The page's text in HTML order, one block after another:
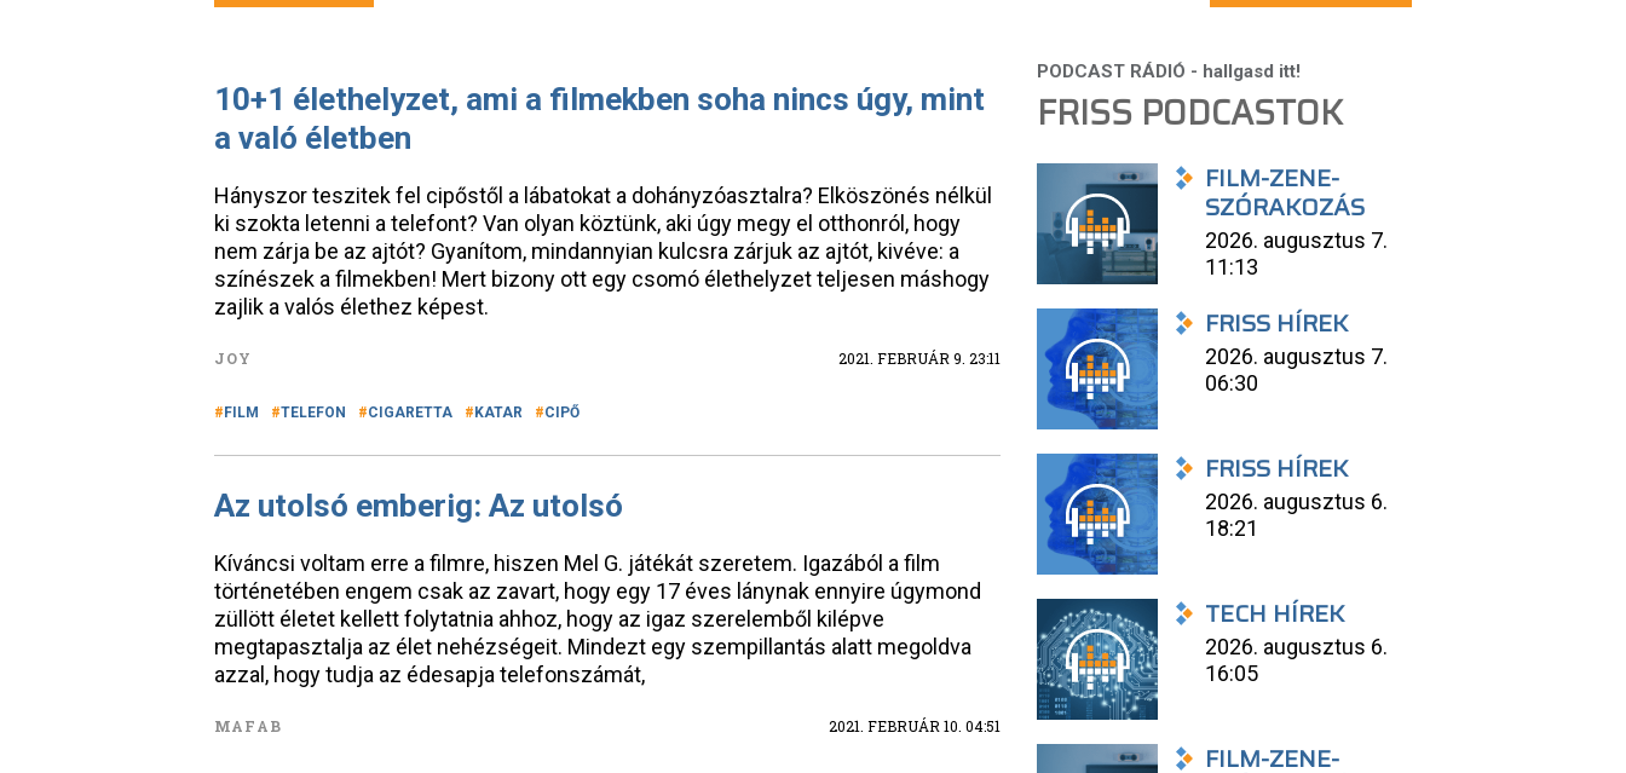
10+1 élethelyzet, ami a filmekben soha nincs úgy, mint
a való életben
Hányszor teszitek fel cipőstől a lábatokat a dohányzóasztalra? Elköszönés nélkül
ki szokta letenni a telefont? Van olyan köztünk, aki úgy megy el otthonról, hogy
nem zárja be az ajtót? Gyanítom, mindannyian kulcsra zárjuk az ajtót, kivéve: a
színészek a filmekben! Mert bizony ott egy csomó élethelyzet teljesen máshogy
zajlik a valós élethez képest.
JOY 2021. FEBRUÁR 9. 23:11
FILM TELEFON CIGARETTA KATAR CIPŐ
Az utolsó emberig: Az utolsó
Kíváncsi voltam erre a filmre, hiszen Mel G. játékát szeretem. Igazából a film
történetében engem csak az zavart, hogy egy 17 éves lánynak ennyire úgymond
züllött életet kellett folytatnia ahhoz, hogy az igaz szerelemből kilépve
megtapasztalja az élet nehézségeit. Mindezt egy szempillantás alatt megoldva
azzal, hogy tudja az édesapja telefonszámát,
MAFAB 2021. FEBRUÁR 10. 04:51
FRISS PODCASTOK
FILM-ZENE-
SZÓRAKOZÁS
2026. augusztus 7.
11:13
FRISS HÍREK
2026. augusztus 7.
06:30
FRISS HÍREK
2026. augusztus 6.
18:21
TECH HÍREK
2026. augusztus 6.
16:05
FILM-ZENE-